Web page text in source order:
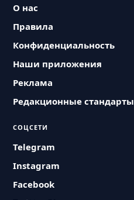
О нас
Правила
Конфиденциальность
Наши приложения
Реклама
Редакционные стандарты
СОЦСЕТИ
Telegram
Instagram
Facebook